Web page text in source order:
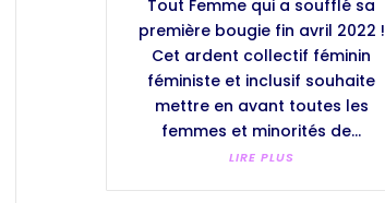
Tout Femme qui a soufflé sa
première bougie fin avril 2022 !
Cet ardent collectif féminin
féministe et inclusif souhaite
mettre en avant toutes les
femmes et minorités de...
LIRE PLUS